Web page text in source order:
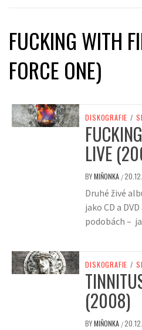
FUCKING WITH
FORCE ONE)
DISKOGRAFIE /
LIVE
BYMIŇONKA /
Druhé živé
jako CD a
podobách –
DISKOGRAFIE /
(2008)
BYMIŇONKA /